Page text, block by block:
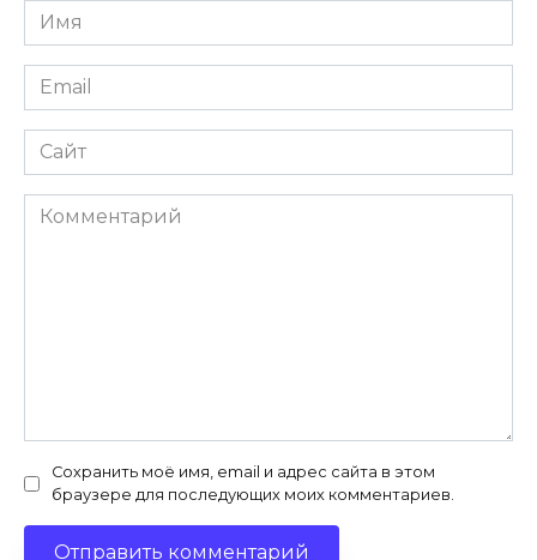
Имя
*
Email
*
Сайт
Комментарий
Сохранить моё имя, email и адрес сайта в этом
браузере для последующих моих комментариев.